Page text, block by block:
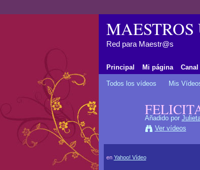
Red para Maestr@s
Principal Mi página
Todos los vídeos Mis
Añadido por
Ver vídeos
en Yahoo! Vídeo